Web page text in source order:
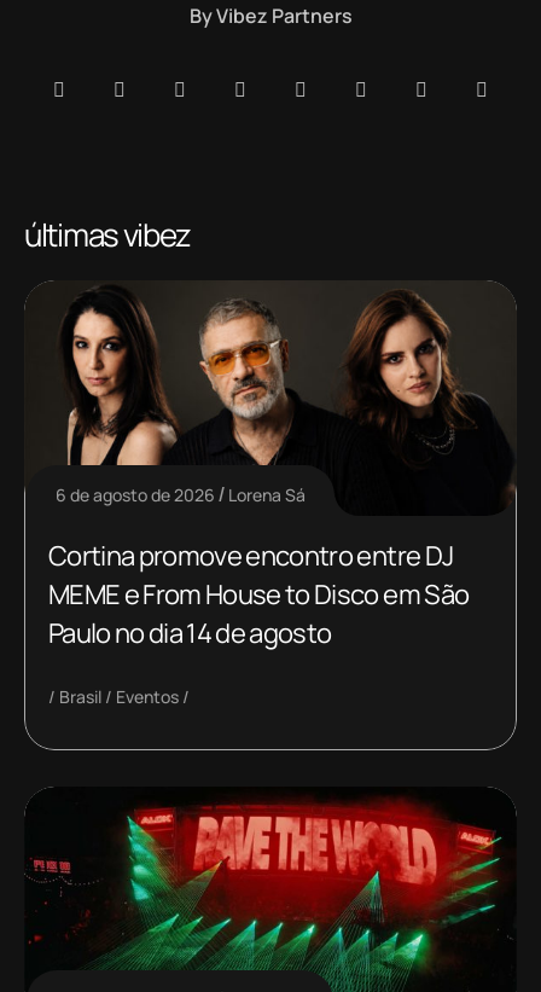
ByVibez Partners
últimas vibez
6 de agosto de 2026 Lorena Sá
Cortina promove encontro entre DJ
MEME e From House to Disco em São
Paulo no dia 14 de agosto
Brasil Eventos